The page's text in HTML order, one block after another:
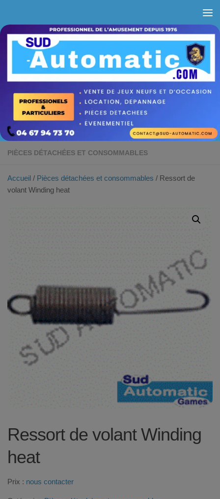
PIÈCES DÉTACHÉES ET CONSOMMABLES
Accueil / Pièces détachées et consommables / Ressort de
volant Winding heat
Ressort de volant Winding
heat
Prix : nous contacter